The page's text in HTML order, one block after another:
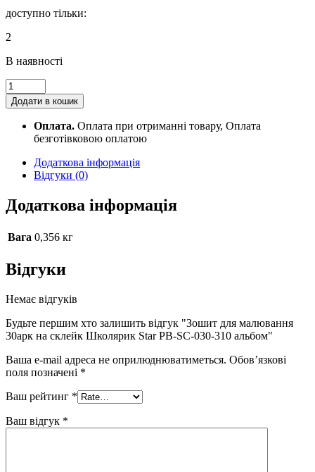
доступно тільки:
2
В наявності
Зошит
для
малювання
30арк
Школярик
SC-
030-
альбом
Додати в кошик
Оплата. Оплата при отриманні товару, Оплата
безготівковою оплатою
Додаткова інформація
Відгуки (0)
Додаткова інформація
Вага 0,356 кг
Відгуки
Немає відгуків
Будьте першим хто залишить відгук "Зошит для малювання
30арк на склейк Школярик Star PB-SC-030-310 альбом"
Ваша e-mail адреса не оприлюднюватиметься. Обов’язкові
поля позначені *
Ваш рейтинг *
Ваш відгук *